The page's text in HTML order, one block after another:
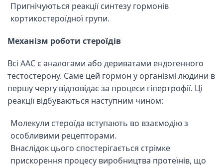
Пригнічуються реакції синтезу гормонів
кортикостероїдної групи.
Механізм роботи стероїдів
Всі ААС є аналогами або дериватами ендогенного
тестостерону. Саме цей гормон у організмі людини в
першу чергу відповідає за процеси гіпертрофії. Ці
реакції відбуваються наступним чином:
Молекули стероїда вступають во взаємодію з
особливими рецепторами.
Внаслідок цього спостерігається стрімке
прискорення процесу виробництва протеїнів, що